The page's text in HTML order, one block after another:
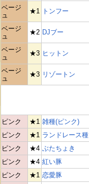
ベージ
ュ
★1 トンフー
ベージ
ュ
★2 DJブー
ベージ
ュ
★3 ヒットン
ベージ
ュ
★3 リゾートン
ピンク ★1 雑種(ピンク)
ピンク
★1 ランドレース種
ピンク
★4 ぶたちょき
ピンク
★4 紅い豚
ピンク
★1 恋愛豚